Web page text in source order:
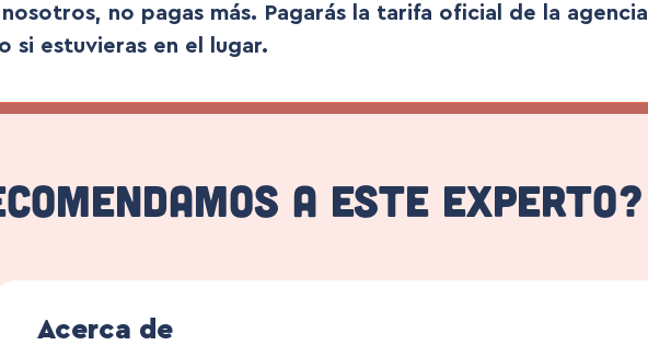
no pagas más. Pagarás la tarifa oficial de la agencia
si estuvieras en el lugar.
a este experto?
Acerca de